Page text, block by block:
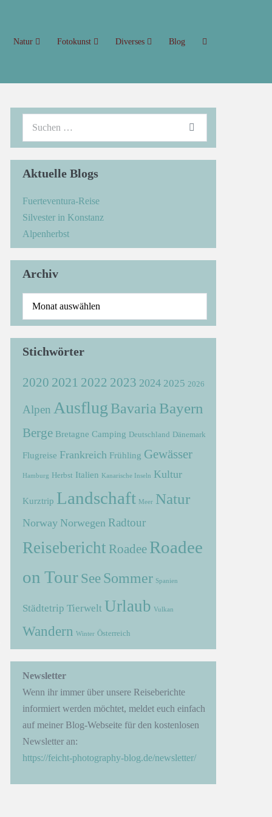
Natur Fotokunst Diverses Blog
Aktuelle Blogs
Fuerteventura-Reise
Silvester in Konstanz
Alpenherbst
Archiv
Stichwörter
2020 2021 2022 2023 2024 2025 2026
Alpen Ausflug Bavaria Bayern
Berge Bretagne Camping Deutschland Dänemark
Flugreise Frankreich Frühling Gewässer
Hamburg Herbst Italien Kanarische Inseln Kultur
Kurztrip Landschaft Meer Natur
Norway Norwegen Radtour
Reisebericht Roadee Roadee
on Tour See Sommer Spanien
Städtetrip Tierwelt Urlaub Vulkan
Wandern Winter Österreich
Newsletter
Wenn ihr immer über unsere Reiseberichte
informiert werden möchtet, meldet euch einfach
auf meiner Blog-Webseite für den kostenlosen
Newsletter an:
https://feicht-photography-blog.de/newsletter/